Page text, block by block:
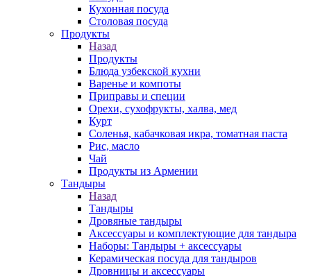
Кухонная посуда
Столовая посуда
Продукты
Назад
Продукты
Блюда узбекской кухни
Варенье и компоты
Приправы и специи
Орехи, сухофрукты, халва, мед
Курт
Соленья, кабачковая икра, томатная паста
Рис, масло
Чай
Продукты из Армении
Тандыры
Назад
Тандыры
Дровяные тандыры
Аксессуары и комплектующие для тандыра
Наборы: Тандыры + аксессуары
Керамическая посуда для тандыров
Дровницы и аксессуары